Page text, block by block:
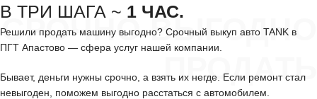
СРОЧНО ВЫГОДНО
ПРОДАТЬ
В ТРИ ШАГА ~ 1 ЧАС.
Решили продать машину выгодно? Срочный выкуп авто TANK в
ПГТ Апастово — сфера услуг нашей компании.
Бывает, деньги нужны срочно, а взять их негде. Если ремонт стал
невыгоден, поможем выгодно расстаться с автомобилем.